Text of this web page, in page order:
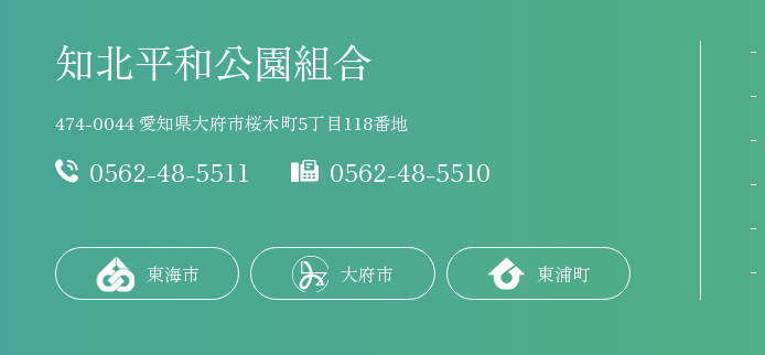
知北平和公園組合
474-0044 愛知県大府市桜木町5丁目118番地
0562-48-5511 0562-48-5510
東海市 大府市 東浦町